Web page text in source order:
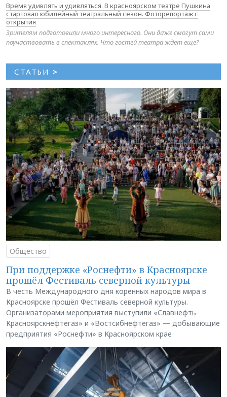
Время удивлять и удивляться. В красноярском театре Пушкина
стартовал юбилейный театральный сезон. Фоторепортаж с
открытия
Зрителям подготовили много интересного. Они даже смогут сами
поучаствовать в спектаклях. Что гостей театра ждет еще?
СТАТЬИ >
Общество
При поддержке «Роснефти» в Красноярске
прошёл Фестиваль северной культуры
В честь Международного дня коренных народов мира в
Красноярске прошёл Фестиваль северной культуры.
Организаторами мероприятия выступили «Славнефть-
Красноярскнефтегаз» и «Востсибнефтегаз» — добывающие
предприятия «Роснефти» в Красноярском крае